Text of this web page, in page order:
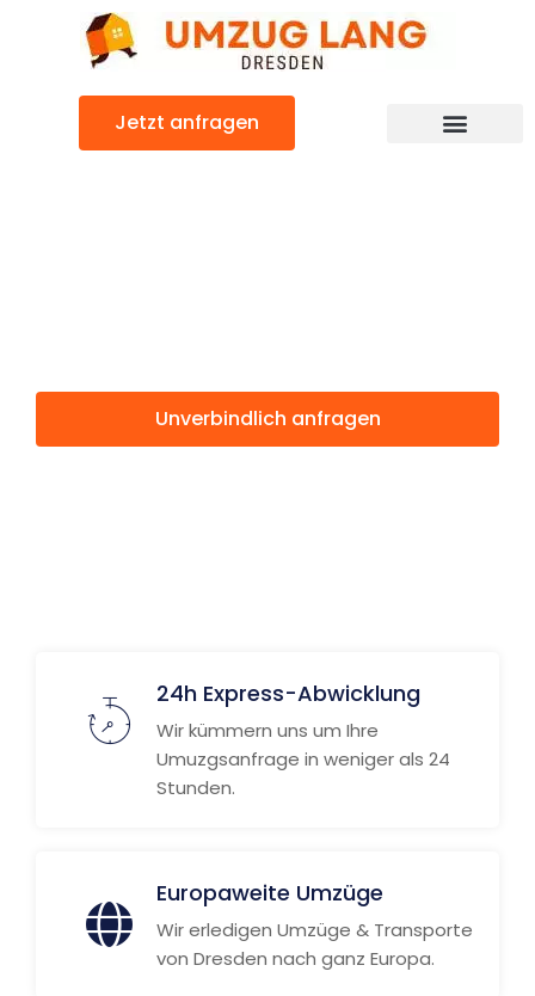
Jetzt anfragen
Unverbindlich anfragen
24h Express-Abwicklung
Wir kümmern uns um Ihre
Umuzgsanfrage in weniger als 24
Stunden.
Europaweite Umzüge
Wir erledigen Umzüge & Transporte
von Dresden nach ganz Europa.